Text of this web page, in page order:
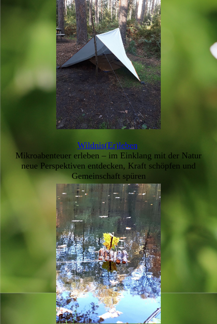
Wildnis(Er)leben
Mikroabenteuer erleben – im Einklang mit der Natur
neue Perspektiven entdecken, Kraft schöpfen und
Gemeinschaft spüren